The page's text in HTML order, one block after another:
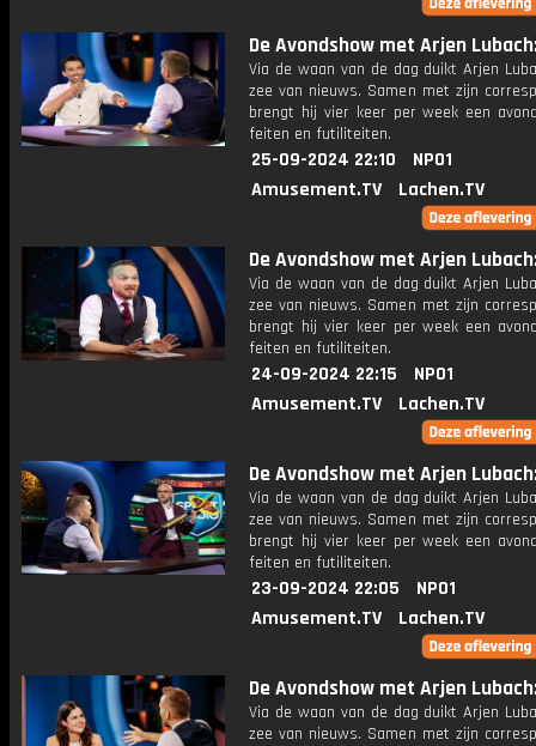
De Avondshow met Arjen
Via de waan van de dag duikt Arjen
zee van nieuws. Samen met zijn
brengt hij vier keer per week een
feiten en futiliteiten.
25-09-2024 22:10
NPO1
Amusement.TV
Lachen.TV
De Avondshow met Arjen
Via de waan van de dag duikt Arjen
zee van nieuws. Samen met zijn
brengt hij vier keer per week een
feiten en futiliteiten.
24-09-2024 22:15
NPO1
Amusement.TV
Lachen.TV
De Avondshow met Arjen
Via de waan van de dag duikt Arjen
zee van nieuws. Samen met zijn
brengt hij vier keer per week een
feiten en futiliteiten.
23-09-2024 22:05
NPO1
Amusement.TV
Lachen.TV
De Avondshow met Arjen
Via de waan van de dag duikt Arjen
zee van nieuws. Samen met zijn